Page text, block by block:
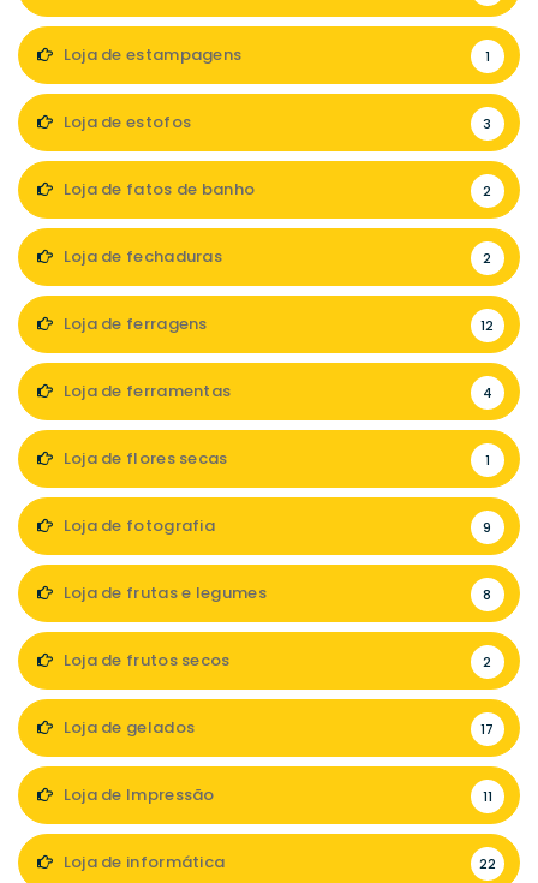
Loja de estampagens 1
Loja de estofos 3
Loja de fatos de banho 2
Loja de fechaduras 2
Loja de ferragens 12
Loja de ferramentas 4
Loja de flores secas 1
Loja de fotografia 9
Loja de frutas e legumes 8
Loja de frutos secos 2
Loja de gelados 17
Loja de Impressão 11
Loja de informática 22